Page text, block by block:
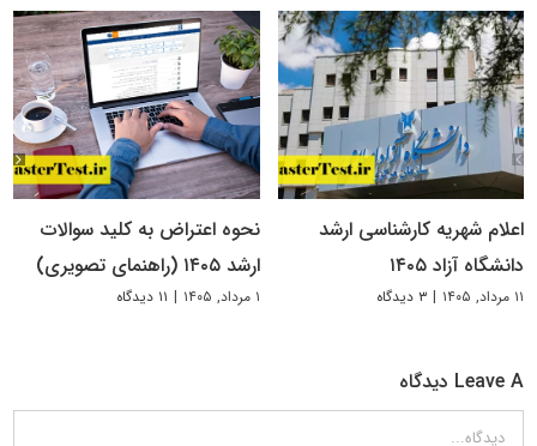
اعلام شهریه کارشناسی ارشد
دانشگاه آزاد ۱۴۰۵
۱۱ مرداد, ۱۴۰۵ | ۳ دیدگاه
نحوه اعتراض به کلید سوالات
ارشد ۱۴۰۵ (راهنمای تصویری)
۱ مرداد, ۱۴۰۵ | ۱۱ دیدگاه
Leave A دیدگاه
دیدگاه